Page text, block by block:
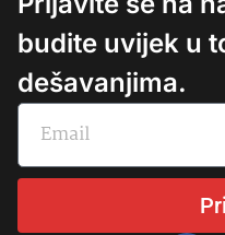
budite uvijek u
dešavanjima.